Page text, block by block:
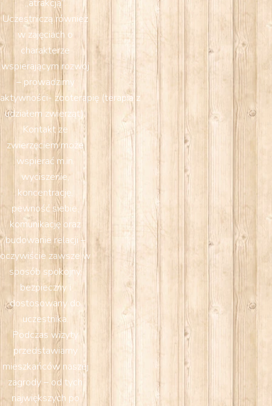
„atrakcją”.
Uczestniczą również
w zajęciach o
charakterze
wspierającym rozwój
– prowadzimy
aktywności- zooterapię (terapia z
udziałem zwierząt).
Kontakt ze
zwierzęciem może
wspierać m.in.
wyciszenie,
koncentrację,
pewność siebie,
komunikację oraz
budowanie relacji –
oczywiście zawsze w
sposób spokojny,
bezpieczny i
dostosowany do
uczestnika.
Podczas wizyty
przedstawiamy
mieszkańców naszej
zagrody – od tych
największych po